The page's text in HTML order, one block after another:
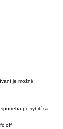
je možné
po vybití sa